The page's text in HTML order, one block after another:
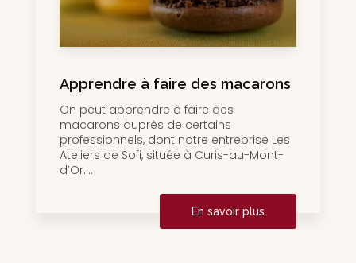
Apprendre à faire des macarons
On peut apprendre à faire des
macarons auprès de certains
professionnels, dont notre entreprise Les
Ateliers de Sofi, située à Curis-au-Mont-
d’Or....
En savoir plus